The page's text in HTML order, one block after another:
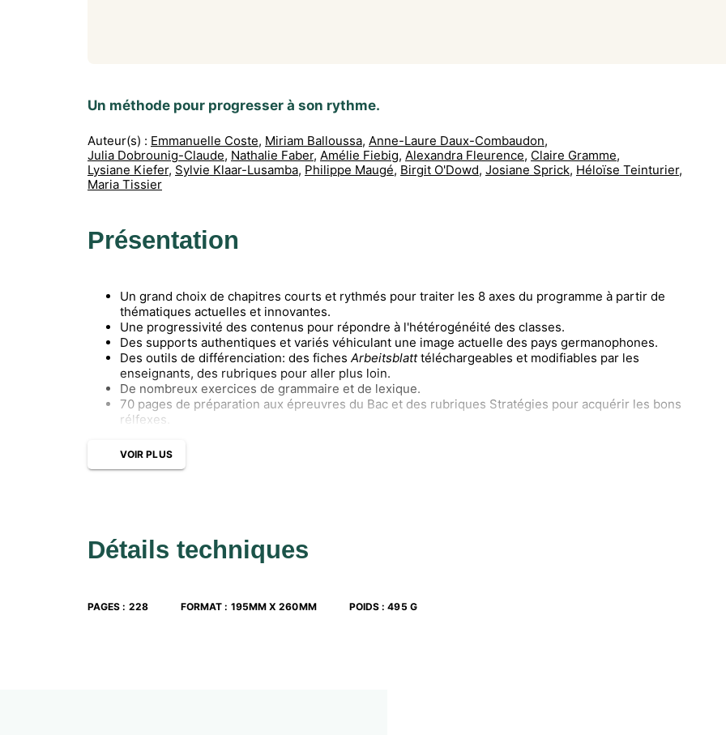
Un méthode pour progresser à son rythme.
Auteur(s) : Emmanuelle Coste, Miriam Balloussa, Anne-Laure Daux-Combaudon,
Julia Dobrounig-Claude, Nathalie Faber, Amélie Fiebig, Alexandra Fleurence, Claire Gramme,
Lysiane Kiefer, Sylvie Klaar-Lusamba, Philippe Maugé, Birgit O'Dowd, Josiane Sprick, Héloïse Teinturier,
Maria Tissier
Présentation
Un grand choix de chapitres courts et rythmés pour traiter les 8 axes du programme à partir de
thématiques actuelles et innovantes.
Une progressivité des contenus pour répondre à l'hétérogénéité des classes.
Des supports authentiques et variés véhiculant une image actuelle des pays germanophones.
Des outils de différenciation: des fiches Arbeitsblatttéléchargeables et modifiables par les
enseignants, des rubriques pour aller plus loin.
De nombreux exercices de grammaire et de lexique.
70 pages de préparation aux épreuvres du Bac et des rubriques Stratégies pour acquérir les bons
rélfexes.
VOIR PLUS
Détails techniques
PAGES : 228 FORMAT : 195MM X 260MM POIDS :495 G